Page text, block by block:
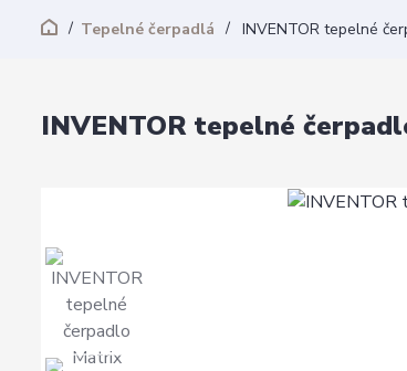
Tepelné čerpadlá INVENTOR tepelné
INVENTOR tepelné